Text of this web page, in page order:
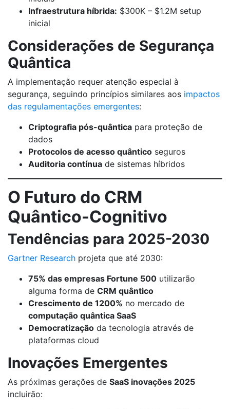
Infraestrutura híbrida: $300K – $1.2M setup
inicial
Considerações de Segurança
Quântica
A implementação requer atenção especial à
segurança, seguindo princípios similares aos impactos
das regulamentações emergentes:
Criptografia pós-quântica para proteção de
dados
Protocolos de acesso quântico seguros
Auditoria contínua de sistemas híbridos
O Futuro do CRM
Quântico-Cognitivo
Tendências para 2025-2030
Gartner Research projeta que até 2030:
75% das empresas Fortune 500 utilizarão
alguma forma de CRM quântico
Crescimento de 1200% no mercado de
computação quântica SaaS
Democratização da tecnologia através de
plataformas cloud
Inovações Emergentes
As próximas gerações de SaaS inovações 2025
incluirão: